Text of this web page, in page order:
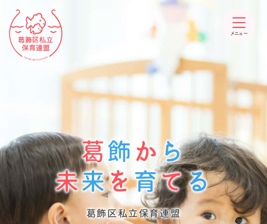
メニュー
葛飾から
未来を育てる
葛飾区私立保育連盟